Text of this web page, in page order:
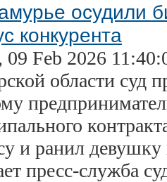
осудили
конкурента
Feb 2026
области суд
и ранил
пресс-служба